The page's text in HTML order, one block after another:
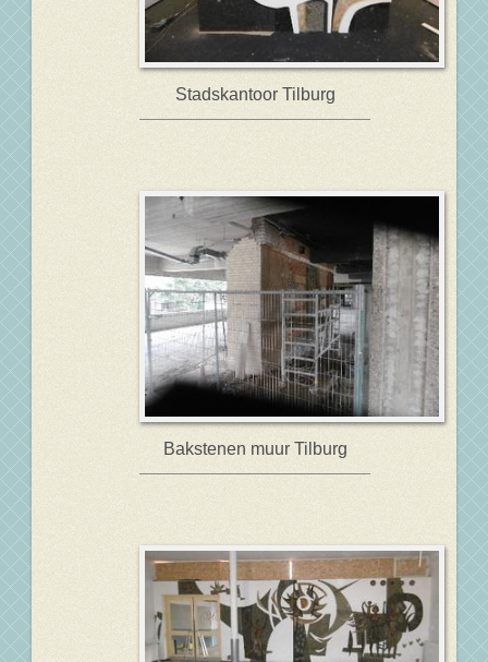
Stadskantoor Tilburg
Bakstenen muur Tilburg